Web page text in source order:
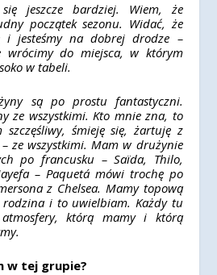
jeszcze bardziej. Wiem, że
początek sezonu. Widać, że
i jesteśmy na dobrej drodze –
wrócimy do miejsca, w którym
w tabeli.
są po prostu fantastyczni.
ze wszystkimi. Kto mnie zna, to
szczęśliwy, śmieję się, żartuję z
ze wszystkimi. Mam w drużynie
po francusku – Saïda, Thilo,
– Paquetá mówi trochę po
z Chelsea. Mamy topową
i to uwielbiam. Każdy tu
którą mamy i którą
w tej grupie?